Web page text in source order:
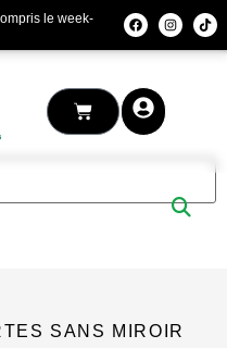
le week-
SANS MIROIR